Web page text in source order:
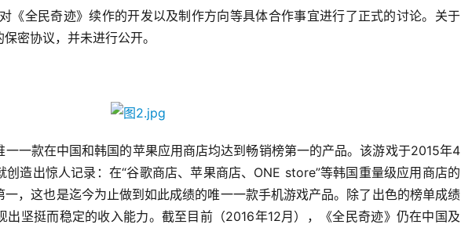
《全民奇迹》续作的开发以及制作方向等具体合作事宜进行了正式的讨论。关于
密协议，并未进行公开。
一一款在中国和韩国的苹果应用商店均达到畅销榜第一的产品。该游戏于2015年4
造出惊人记录：在“谷歌商店、苹果商店、ONE store”等韩国重量级应用商店的
，这也是迄今为止做到如此成绩的唯一一款手机游戏产品。除了出色的榜单成绩
出坚挺而稳定的收入能力。截至目前（2016年12月），《全民奇迹》仍在中国及